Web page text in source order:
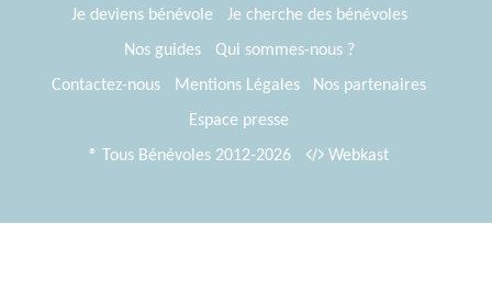
Je deviens bénévole
Je cherche des bénévoles
Nos guides
Qui sommes-nous ?
Contactez-nous
Mentions Légales
Nos partenaires
Espace presse
® Tous Bénévoles 2012-2026
Webkast